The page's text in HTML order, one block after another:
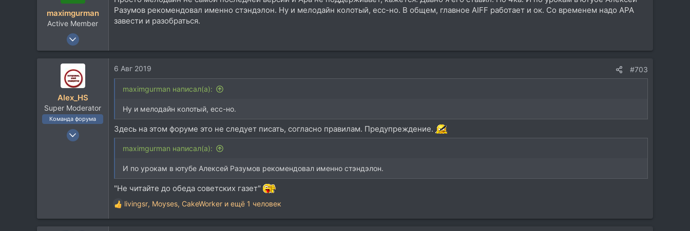
Россия, Краснодар
maximgurman
Active Member
24 Июн 2013
160
Алматы
Разумов рекомендовал именно стэндэлон. Ну и мелодайн колотый, есс-но. В общем, главное AIFF работает и ок. Со временем надо АРА
завести и разобраться.
Alex_HS
Super Moderator
Команда форума
19 Ноя 2002
6 Авг 2019 #703
maximgurman написал(а):
Ну и мелодайн колотый, есс-но.
Здесь на этом форуме это не следует писать, согласно правилам. Предупреждение.
maximgurman написал(а):
И по урокам в ютубе Алексей Разумов рекомендовал именно стэндэлон.
"Не читайте до обеда советских газет"
Р
е
livingsr, Moyses, CakeWorker и ещё 1 человек